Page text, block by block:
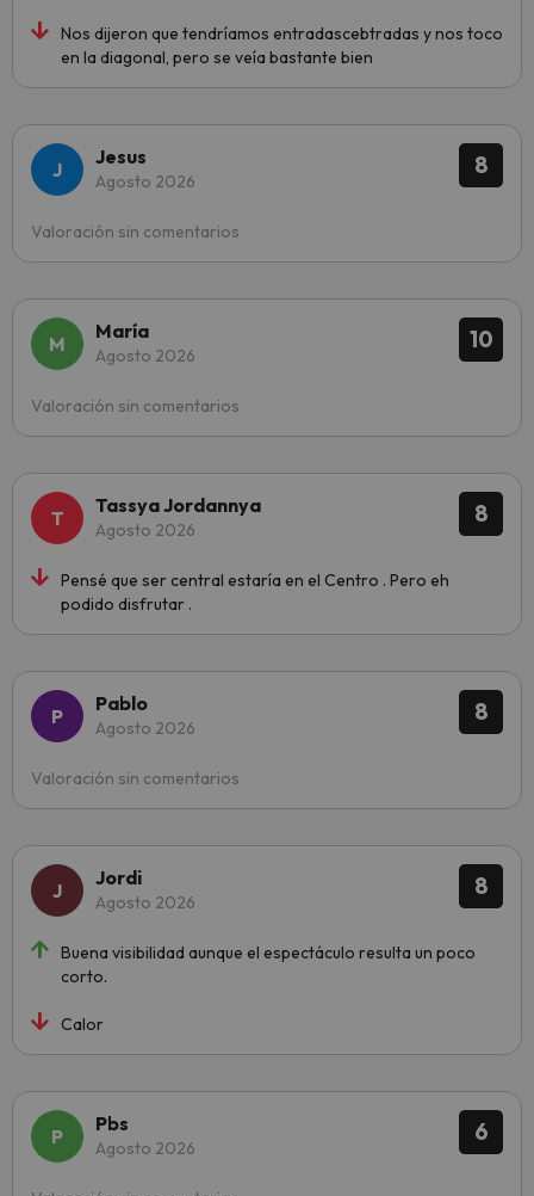
Nos dijeron que tendríamos entradascebtradas y nos toco
en la diagonal, pero se veía bastante bien
8
Jesus
Agosto 2026
Valoración sin comentarios
10
María
Agosto 2026
Valoración sin comentarios
8
Tassya Jordannya
Agosto 2026
Pensé que ser central estaría en el Centro . Pero eh
podido disfrutar .
8
Pablo
Agosto 2026
Valoración sin comentarios
8
Jordi
Agosto 2026
Buena visibilidad aunque el espectáculo resulta un poco
corto.
Calor
6
Pbs
Agosto 2026